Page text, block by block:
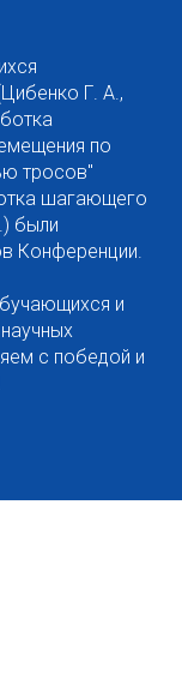
Г. А.,
по
тросов"
шагающего
были
Конференции.
и
с победой и